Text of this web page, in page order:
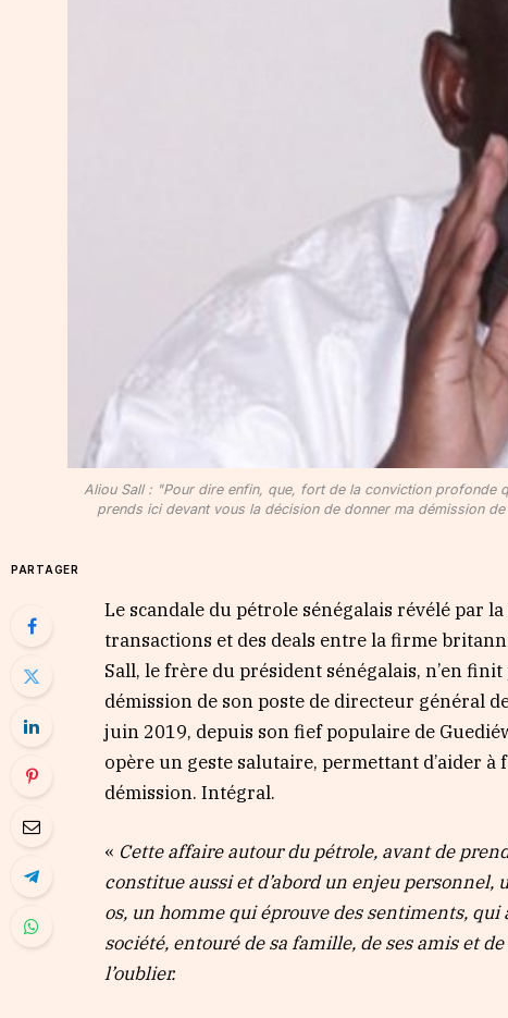
Aliou Sall : "Pour dire enfin, que, fort de la conviction profonde
prends ici devant vous la décision de donner ma démission
PARTAGER
Le scandale du pétrole sénégalais révélé par
transactions et des deals entre la firme
Sall, le frère du président sénégalais, n’en
démission de son poste de directeur général
juin 2019, depuis son fief populaire de
opère un geste salutaire, permettant d’aider
démission. Intégral.
« Cette affaire autour du pétrole, avant de
constitue aussi et d’abord un enjeu
os, un homme qui éprouve des sentiments,
société, entouré de sa famille, de ses amis et
l’oublier.